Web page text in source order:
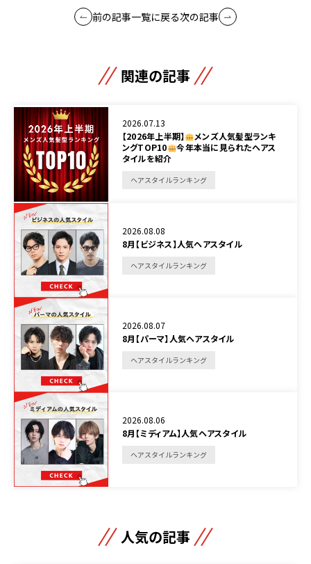
前の記事一覧に戻る次の記事
関連の記事
2026.07.13
【2026年上半期】
メンズ人気髪型ランキ
ングTOP10
今年本当に見られたヘアス
タイルを紹介
ヘアスタイルランキング
2026.08.08
8月【ビジネス】人気ヘアスタイル
ヘアスタイルランキング
2026.08.07
8月【パーマ】人気ヘアスタイル
ヘアスタイルランキング
2026.08.06
8月【ミディアム】人気ヘアスタイル
ヘアスタイルランキング
人気の記事